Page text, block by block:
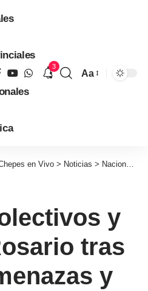
3
Aa
en Vivo > Noticias > Nacionales
y
tras
y